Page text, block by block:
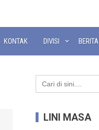
KONTAK DIVISI BERITA
Search
for:
LINI MASA